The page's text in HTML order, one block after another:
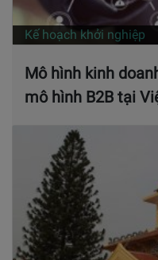
Kế hoạch khởi nghiệp
Mô hình kinh
mô hình B2B tại